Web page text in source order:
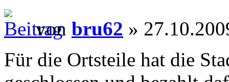
von bru62 »
Für die Ortsteile hat die